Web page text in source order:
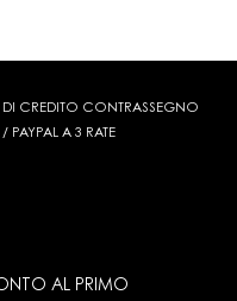
DI CREDITO CONTRASSEGNO
A 3 RATE
AL PRIMO